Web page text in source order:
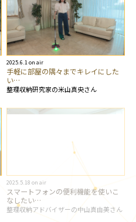
2025.6.1 on air
手軽に部屋の隅々までキレイにした
い…
整理収納研究家の米山真央さん
2025.5.18 on air
スマートフォンの便利機能を使いこ
なしたい…
整理収納アドバイザーの中山真由美さん